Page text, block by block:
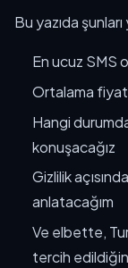
Bu yazıda
En ucuz SMS
Ortalama
Hangi
konuşacağız
Gizlilik
anlatacağım
Ve elbette,
tercih